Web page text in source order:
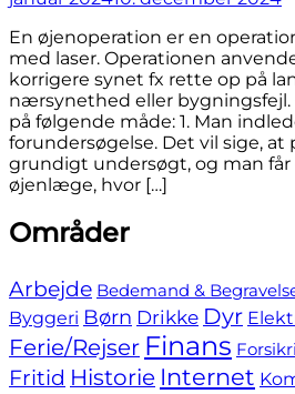
En øjenoperation er en
med laser. Operationen
korrigere synet fx rette op på
nærsynethed eller bygningsfejl.
på følgende måde: 1. Man
forundersøgelse. Det vil sige,
grundigt undersøgt, og man
øjenlæge, hvor […]
Skip
to
Områder
Arbejde Bedemand &
Byggeri Børn Drikke Dyr
Ferie/Rejser Finans
Fritid Historie Internet